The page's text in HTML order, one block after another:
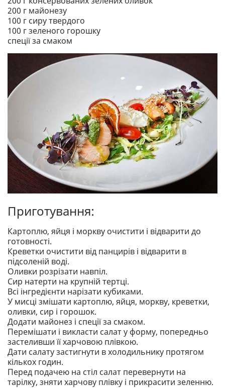
200 г майонезу
100 г сиру твердого
100 г зеленого горошку
спеції за смаком
Приготування:
Картоплю, яйця і моркву очистити і відварити до
готовності.
Креветки очистити від панцирів і відварити в
підсоленій воді.
Оливки розрізати навпіл.
Сир натерти на крупній тертці.
Всі інгредієнти нарізати кубиками.
У мисці змішати картоплю, яйця, моркву, креветки,
оливки, сир і горошок.
Додати майонез і спеції за смаком.
Перемішати і викласти салат у форму, попередньо
застеливши її харчовою плівкою.
Дати салату застигнути в холодильнику протягом
кількох годин.
Перед подачею на стіл салат перевернути на
тарілку, зняти харчову плівку і прикрасити зеленню.